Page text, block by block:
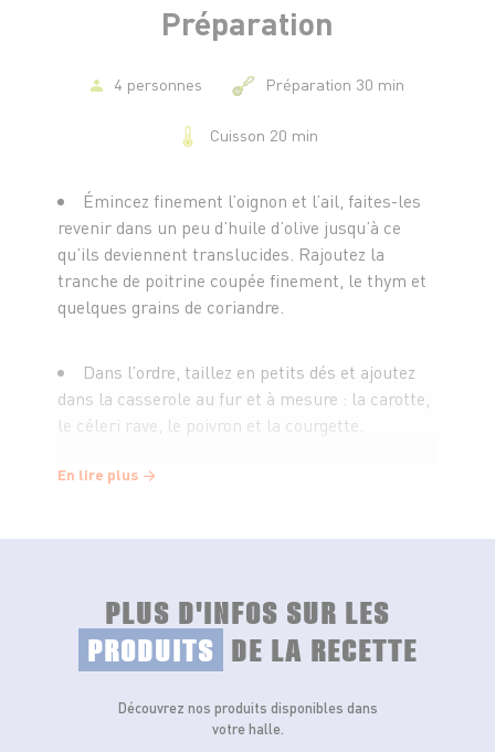
- 1 cube de bouillon de volaille
- 8 gambas
Préparation
4 personnes Préparation 30 min
Cuisson 20 min
Émincez finement l’oignon et l’ail, faites-les
revenir dans un peu d’huile d’olive jusqu’à ce
qu’ils deviennent translucides. Rajoutez la
tranche de poitrine coupée finement, le thym et
quelques grains de coriandre.
Dans l’ordre, taillez en petits dés et ajoutez
dans la casserole au fur et à mesure : la carotte,
le céleri rave, le poivron et la courgette.
Taillez le citron confit de la même manière.
casserole. Laissez cuire 5 minutes. Ajoutez le
Ajoutez la choucroute et laissez cuire 10 min.
Pendant la cuisson des légumes, faites
En lire plus
PLUS D'INFOS SUR LES
PRODUITS DE LA RECETTE
Découvrez nos produits disponibles dans
votre halle.